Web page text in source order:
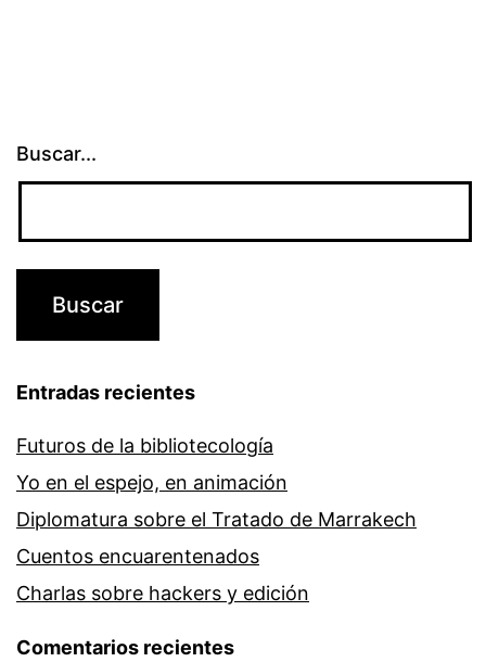
Buscar...
Entradas recientes
Futuros de la bibliotecología
Yo en el espejo, en animación
Diplomatura sobre el Tratado de Marrakech
Cuentos encuarentenados
Charlas sobre hackers y edición
Comentarios recientes